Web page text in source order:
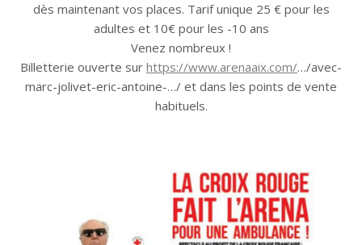
dès maintenant vos places. Tarif unique 25 € pour les
adultes et 10€ pour les -10 ans
Venez nombreux !
Billetterie ouverte sur https://www.arenaaix.com/…/avec-
marc-jolivet-eric-antoine-…/ et dans les points de vente
habituels.